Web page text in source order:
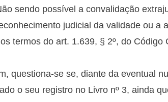
sendo possível a convalidação
judicial da validade ou a
termos do art. 1.639, § 2º, do Código
questiona-se se, diante da eventual
o seu registro no Livro nº 3, ainda